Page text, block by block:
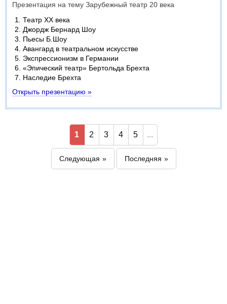
Презентация на тему Зарубежный театр 20 века
Театр XX века
Джордж Бернард Шоу
Пьесы Б.Шоу
Авангард в театральном искусстве
Экспрессионизм в Германии
«Эпический театр» Бертольда Брехта
Наследие Брехта
Открыть презентацию »
1 2 3 4 5 ...
Следующая Последняя